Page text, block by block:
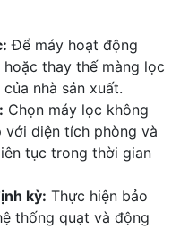
Để máy hoạt động
hoặc thay thế màng lọc
nhà sản xuất.
Chọn máy lọc không
với diện tích phòng và
tục trong thời gian
kỳ: Thực hiện bảo
thống quạt và động